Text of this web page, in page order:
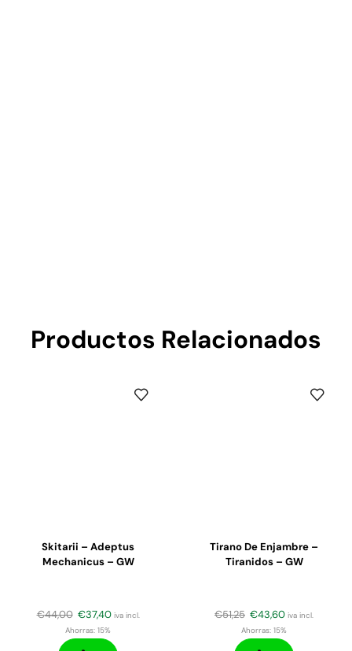
Productos Relacionados
Skitarii – Adeptus
Mechanicus – GW
€44,00 €37,40 iva incl.
Ahorras: 15%
Tirano De Enjambre –
Tiranidos – GW
€51,25 €43,60 iva incl.
Ahorras: 15%